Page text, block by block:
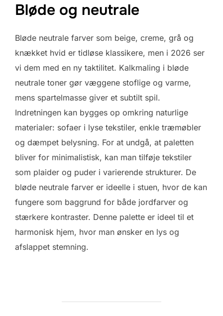
Bløde og neutrale
Bløde neutrale farver som beige, creme, grå og
knækket hvid er tidløse klassikere, men i 2026 ser
vi dem med en ny taktilitet. Kalkmaling i bløde
neutrale toner gør væggene stoflige og varme,
mens spartelmasse giver et subtilt spil.
Indretningen kan bygges op omkring naturlige
materialer: sofaer i lyse tekstiler, enkle træmøbler
og dæmpet belysning. For at undgå, at paletten
bliver for minimalistisk, kan man tilføje tekstiler
som plaider og puder i varierende strukturer. De
bløde neutrale farver er ideelle i stuen, hvor de kan
fungere som baggrund for både jordfarver og
stærkere kontraster. Denne palette er ideel til et
harmonisk hjem, hvor man ønsker en lys og
afslappet stemning.